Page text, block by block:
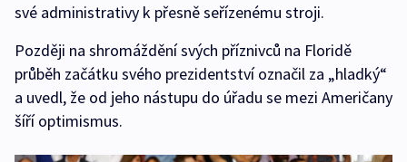
své administrativy k přesně seřízenému stroji.
Později na shromáždění svých příznivců na Floridě
průběh začátku svého prezidentství označil za „hladký“
a uvedl, že od jeho nástupu do úřadu se mezi Američany
šíří optimismus.